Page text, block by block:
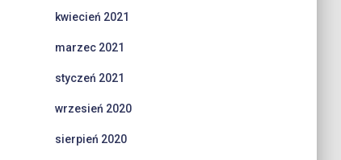
kwiecień 2021
marzec 2021
styczeń 2021
wrzesień 2020
sierpień 2020